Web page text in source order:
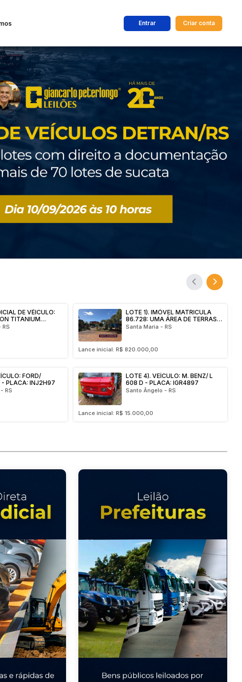
Estados
Faixa de valor
Entrar Criar conta
DE VÉICULO:
TITANIUM
FALIDA DE A C
RS
LOTE 1). IMÓVEL MATRICULA
86.728: UMA ÁREA DE TERRAS
COM 0,600 HECTARES (11,89%
Santa Maria - RS
Lance inicial: R$ 820.000,00
FORD/
- PLACA: INJ2H97
RS
LOTE 4). VEÍCULO: M. BENZ/ L
608 D - PLACA: IGR4897
Santo Ângelo - RS
Lance inicial: R$ 15.000,00